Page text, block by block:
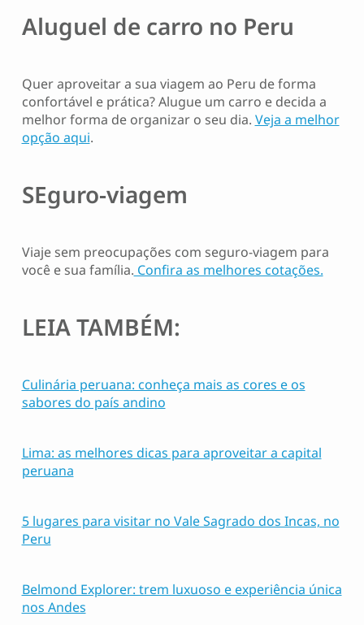
Aluguel de carro no Peru
Quer aproveitar a sua viagem ao Peru de forma
confortável e prática? Alugue um carro e decida a
melhor forma de organizar o seu dia. Veja a melhor
opção aqui.
SEguro-viagem
Viaje sem preocupações com seguro-viagem para
você e sua família. Confira as melhores cotações.
LEIA TAMBÉM:
Culinária peruana: conheça mais as cores e os
sabores do país andino
Lima: as melhores dicas para aproveitar a capital
peruana
5 lugares para visitar no Vale Sagrado dos Incas, no
Peru
Belmond Explorer: trem luxuoso e experiência única
nos Andes